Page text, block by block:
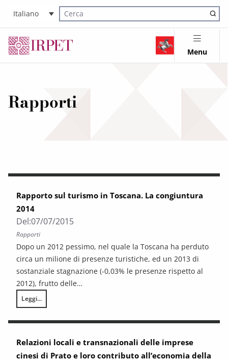
Italiano
Cerca nel sito
Menu
Rapporti
Rapporto sul turismo in Toscana. La congiuntura
2014
Del:07/07/2015
Rapporti
Dopo un 2012 pessimo, nel quale la Toscana ha perduto
circa un milione di presenze turistiche, ed un 2013 di
sostanziale stagnazione (-0,03% le presenze rispetto al
2012), frutto delle…
Leggi...
Rapporto sul turismo in Toscana. La congiuntura 2014
Relazioni locali e transnazionali delle imprese
cinesi di Prato e loro contributo all’economia della